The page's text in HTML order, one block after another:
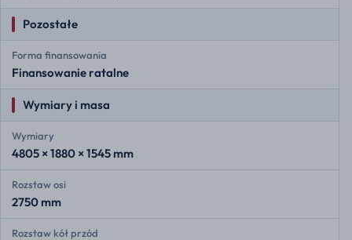
Pozostałe
Forma finansowania
Finansowanie ratalne
Wymiary i masa
Wymiary
4805 × 1880 × 1545 mm
Rozstaw osi
2750 mm
Rozstaw kół przód